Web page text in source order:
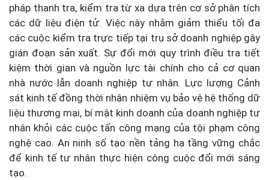
pháp thanh tra, kiểm tra từ xa dựa trên cơ sở phân tích
các dữ liệu điện tử. Việc này nhằm giảm thiểu tối đa
các cuộc kiểm tra trực tiếp tại trụ sở doanh nghiệp gây
gián đoạn sản xuất. Sự đổi mới quy trình điều tra tiết
kiệm thời gian và nguồn lực tài chính cho cả cơ quan
nhà nước lẫn doanh nghiệp tư nhân. Lực lượng Cảnh
sát kinh tế đồng thời nhận nhiệm vụ bảo vệ hệ thống dữ
liệu thương mại, bí mật kinh doanh của doanh nghiệp tư
nhân khỏi các cuộc tấn công mạng của tội phạm công
nghệ cao. An ninh số tạo nền tảng hạ tầng vững chắc
để kinh tế tư nhân thực hiện công cuộc đổi mới sáng
tạo.